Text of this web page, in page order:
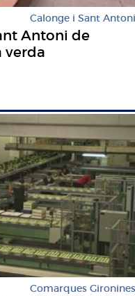
Calonge i Sant Antoni
Antoni de
verda
Comarques Gironines